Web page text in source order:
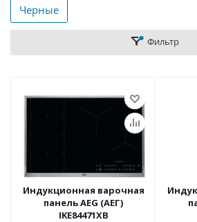
Черные
Фильтр
Индукционная варочная
панель AEG (АЕГ)
IKE84471XB